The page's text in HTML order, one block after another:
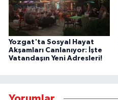
Yozgat'ta Sosyal Hayat
Akşamları Canlanıyor: İşte
Vatandaşın Yeni Adresleri!